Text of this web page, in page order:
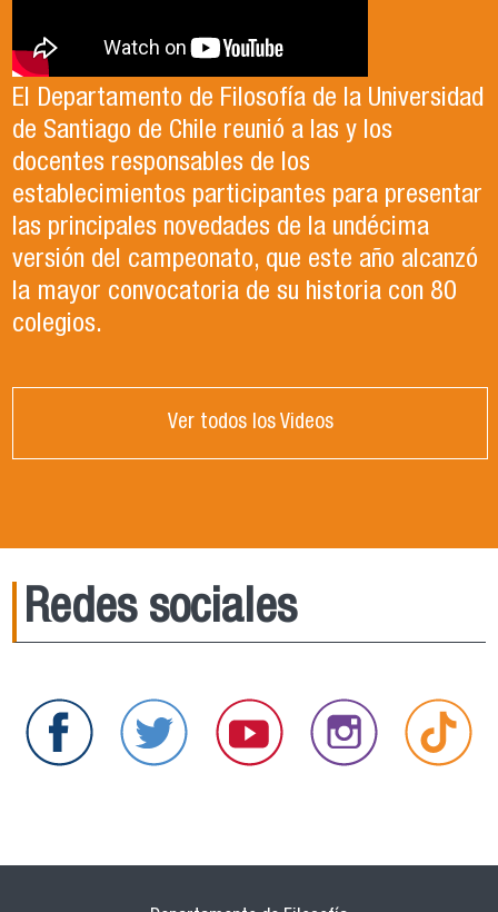
El Departamento de Filosofía de la Universidad
de Santiago de Chile reunió a las y los
docentes responsables de los
establecimientos participantes para presentar
las principales novedades de la undécima
versión del campeonato, que este año alcanzó
la mayor convocatoria de su historia con 80
colegios.
Ver todos los Videos
Redes sociales